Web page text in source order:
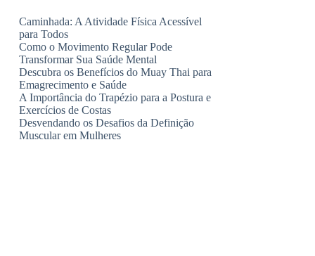
Caminhada: A Atividade Física Acessível
para Todos
Como o Movimento Regular Pode
Transformar Sua Saúde Mental
Descubra os Benefícios do Muay Thai para
Emagrecimento e Saúde
A Importância do Trapézio para a Postura e
Exercícios de Costas
Desvendando os Desafios da Definição
Muscular em Mulheres